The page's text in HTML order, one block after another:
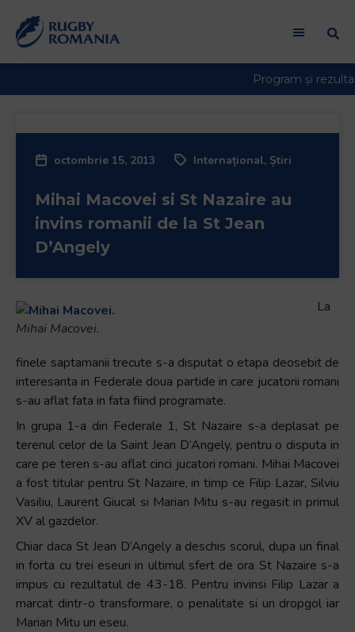
octombrie 15, 2013 Internațional, Știri
Mihai Macovei si St Nazaire au
invins romanii de la St Jean
D’Angely
Mihai Macovei.
La
finele saptamanii trecute s-a disputat o etapa deosebit de
interesanta in Federale doua partide in care jucatorii romani
s-au aflat fata in fata fiind programate.
In grupa 1-a din Federale 1, St Nazaire s-a deplasat pe
terenul celor de la Saint Jean D’Angely, pentru o disputa in
care pe teren s-au aflat cinci jucatori romani. Mihai Macovei
a fost titular pentru St Nazaire, in timp ce Filip Lazar, Silviu
Vasiliu, Laurent Giucal si Marian Mitu s-au regasit in primul
XV al gazdelor.
Chiar daca St Jean D’Angely a deschis scorul, dupa un final
in forta cu trei eseuri in ultimul sfert de ora St Nazaire s-a
impus cu rezultatul de 43-18. Pentru invinsi Filip Lazar a
marcat dintr-o transformare, o penalitate si un dropgol iar
Marian Mitu un eseu.